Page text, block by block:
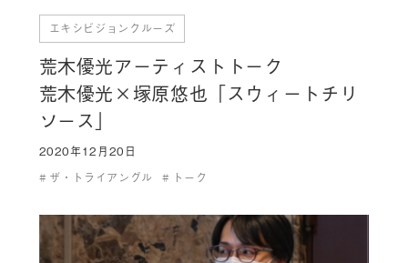
エキシビジョンクルーズ
荒木優光アーティストトーク
荒木優光×塚原悠也「スウィートチリ
ソース」
2020年12月20日
ザ・トライアングル
トーク